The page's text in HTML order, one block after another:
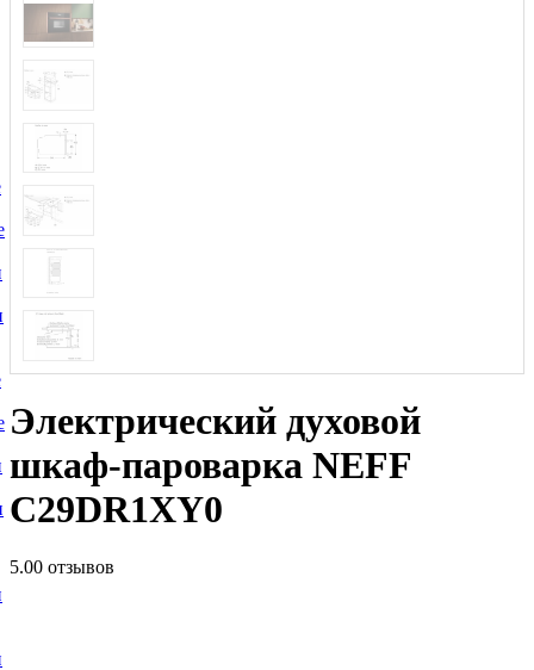
Электрический духовой
шкаф-пароварка NEFF
C29DR1XY0
5.00 отзывов